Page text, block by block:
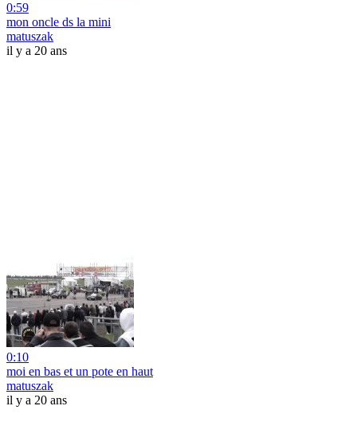
0:59
mon oncle ds la mini
matuszak
il y a 20 ans
0:10
moi en bas et un pote en haut
matuszak
il y a 20 ans